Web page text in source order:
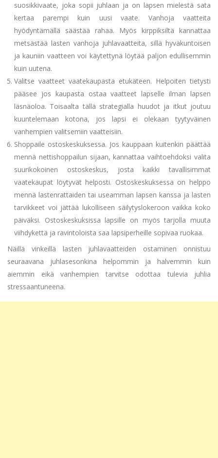
suosikkivaate, joka sopii juhlaan ja on lapsen mielestä sata
kertaa parempi kuin uusi vaate. Vanhoja vaatteita
hyödyntämällä säästää rahaa. Myös kirppiksiltä kannattaa
metsästää lasten vanhoja juhlavaatteita, sillä hyväkuntoisen
ja kauniin vaatteen voi käytettynä löytää paljon edullisemmin
kuin uutena.
Valitse vaatteet vaatekaupasta etukäteen. Helpoiten tietysti
pääsee jos kaupasta ostaa vaatteet lapselle ilman lapsen
läsnäoloa. Toisaalta tällä strategialla huudot ja itkut joutuu
kuuntelemaan kotona, jos lapsi ei olekaan tyytyväinen
vanhempien valitsemiin vaatteisiin.
Shoppaile ostoskeskuksessa. Jos kauppaan kuitenkin päättää
mennä nettishoppailun sijaan, kannattaa vaihtoehdoksi valita
suurikokoinen ostoskeskus, josta kaikki tavallisimmat
vaatekaupat löytyvät helposti. Ostoskeskuksessa on helppo
mennä lastenrattaiden tai useamman lapsen kanssa ja lasten
tarvikkeet voi jättää lukolliseen säilytyslokeroon vaikka koko
päiväksi. Ostoskeskuksissa lapsille on myös tarjolla muuta
viihdykettä ja ravintoloista saa lapsiperheille sopivaa ruokaa.
Näillä vinkeillä lasten juhlavaatteiden ostaminen onnistuu
seuraavana juhlasesonkina helpommin ja halvemmin kuin
aiemmin eikä vanhempien tarvitse odottaa tulevia juhlia
stressaantuneena.